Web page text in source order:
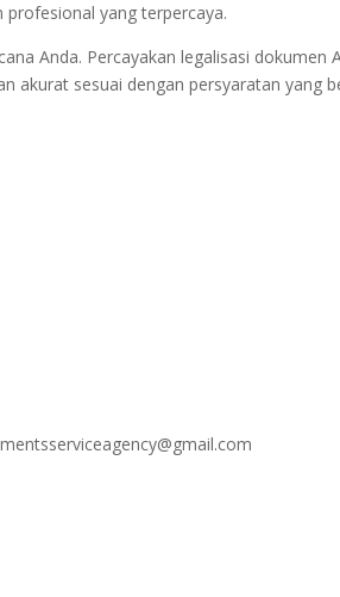
yang terpercaya.
Anda. Percayakan legalisasi dokumen
akurat sesuai dengan persyaratan yang